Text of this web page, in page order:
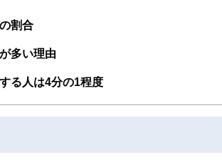
イナンシャルプランナー、弁護士、税理士、宅地建物
士、行政書士、投資アナリスト、キャリアコンサルタ
と確かな情報発信を実現しています。
のアイデアを提供するお金のコンシェルジュを目指し
割合
多い理由
る人は4分の1程度